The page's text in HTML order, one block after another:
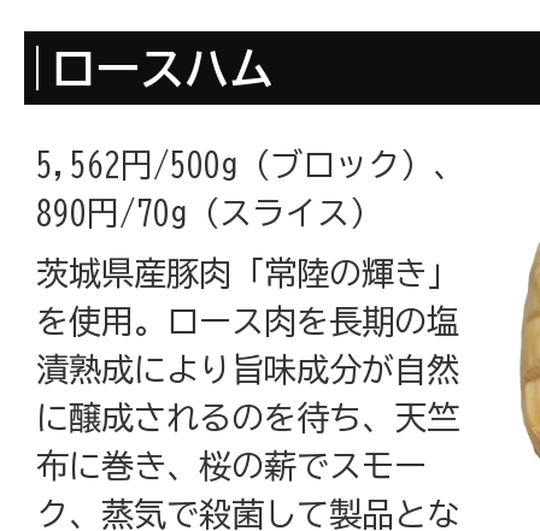
ロースハム
5,562円/500g（ブロック）、
890円/70g（スライス）
茨城県産豚肉「常陸の輝き」
を使用。ロース肉を長期の塩
漬熟成により旨味成分が自然
に醸成されるのを待ち、天竺
布に巻き、桜の薪でスモー
ク、蒸気で殺菌して製品とな